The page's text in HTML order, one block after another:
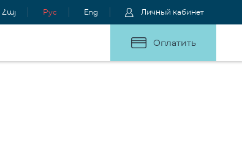
Հայ Рус Eng Личный кабинет
Оплатить